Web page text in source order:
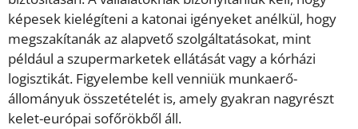
képesek kielégíteni a katonai igényeket anélkül, hogy
megszakítanák az alapvető szolgáltatásokat, mint
például a szupermarketek ellátását vagy a kórházi
logisztikát. Figyelembe kell venniük munkaerő-
állományuk összetételét is, amely gyakran nagyrészt
kelet-európai sofőrökből áll.